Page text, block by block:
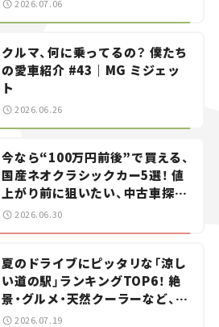
る？＜第13回＞
2026.07.06
クルマ、何に乗ってるの？ 僕たち
の愛車紹介 #43｜MG ミジェッ
ト
2026.06.26
今なら“100万円前後”で買える、
国産ネオクラシックカー5選！ 値
上がり前に狙いたい、中古車探し
をお手伝い――ちょっとイケてるマ
イカー選び #02
2026.06.30
夏のドライブにピッタリな「涼し
い道の駅」ランキングTOP6！ 絶
景・グルメ・天然クーラーなど、避
暑におすすめのスポットを紹介
2026.07.19